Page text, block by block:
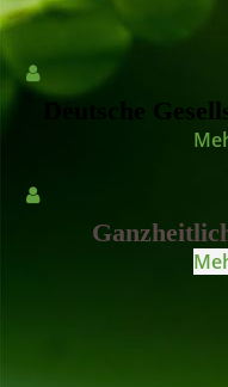
Deutsche